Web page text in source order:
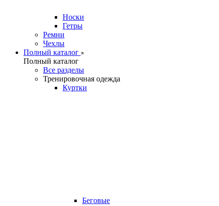
Носки
Гетры
Ремни
Чехлы
Полный каталог
Полный каталог
Все разделы
Тренировочная одежда
Куртки
Беговые